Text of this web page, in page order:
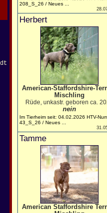
208_S_26 / Neues ...
Herbert
American-Staffordshire-
Mischling
Rüde, unkastr. geboren ca.
nein
Im Tierheim seit: 04.02.2026 HTV-
43_S_26 / Neues ...
Tamme
American Staffordshire